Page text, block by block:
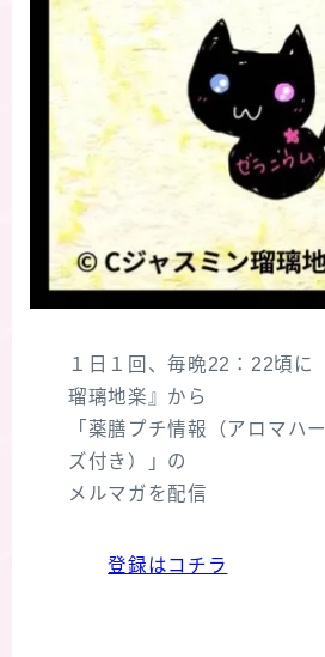
１日１回、毎晩22：22頃に
瑠璃地楽』から
「薬膳プチ情報（アロマハ
ズ付き）」の
メルマガを配信
登録はコチラ